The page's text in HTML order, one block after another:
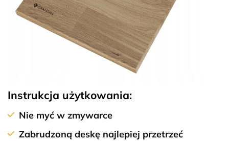
Instrukcja użytkowania:
Nie myć w zmywarce
Zabrudzoną deskę najlepiej przetrzeć